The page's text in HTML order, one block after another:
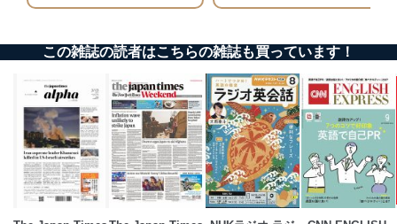
TEL：0570-200-223
e-mail：cs@fujisan.co.jp
改訂：2025年2月20日
制定：2005年4月1日
株式会社富士山マガジンサービス
代表取締役会長 西野 伸一郎
個人情報の取扱いについて
この雑誌の読者はこちらの雑誌も買っています！